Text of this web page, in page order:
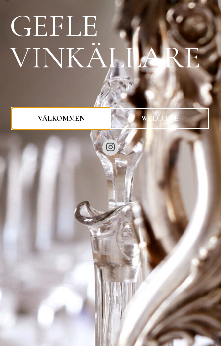
kr
GEFLE
VINKÄLLARE
VÄLKOMMEN WELCOME